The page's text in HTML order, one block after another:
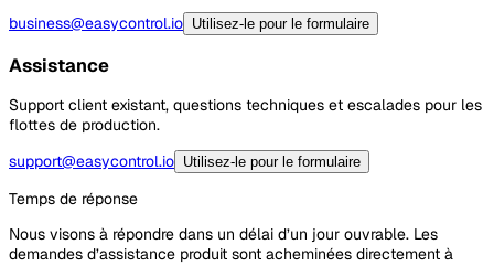
business@easycontrol.io Utilisez-le pour le formulaire
Assistance
Support client existant, questions techniques et escalades pour les
flottes de production.
support@easycontrol.io Utilisez-le pour le formulaire
Temps de réponse
Nous visons à répondre dans un délai d’un jour ouvrable. Les
demandes d’assistance produit sont acheminées directement à